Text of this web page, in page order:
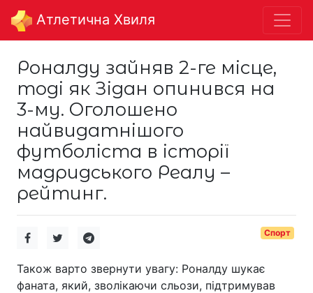
Aтлетична Хвиля
Роналду зайняв 2-ге місце,
тоді як Зідан опинився на
3-му. Оголошено
найвидатнішого
футболіста в історії
мадридського Реалу –
рейтинг.
Спорт
Також варто звернути увагу: Роналду шукає
фаната, який, зволікаючи сльози, підтримував